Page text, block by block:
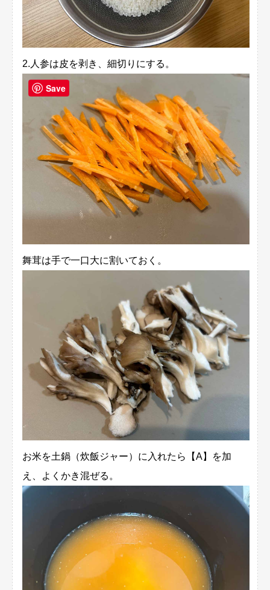
2.人参は皮を剥き、細切りにする。
舞茸は手で一口大に割いておく。
お米を土鍋（炊飯ジャー）に入れたら【A】を加
え、よくかき混ぜる。
Save